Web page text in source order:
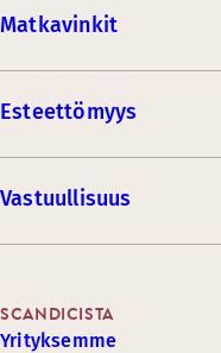
Matkavinkit
Esteettömyys
Vastuullisuus
SCANDICISTA
Yrityksemme